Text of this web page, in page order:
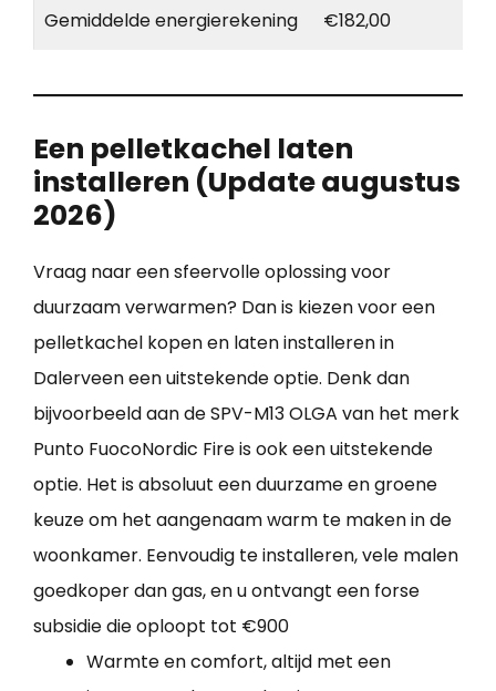
Gemiddelde energierekening €182,00
Een pelletkachel laten
installeren (Update augustus
2026)
Vraag naar een sfeervolle oplossing voor
duurzaam verwarmen? Dan is kiezen voor een
pelletkachel kopen en laten installeren in
Dalerveen een uitstekende optie. Denk dan
bijvoorbeeld aan de SPV-M13 OLGA van het merk
Punto FuocoNordic Fire is ook een uitstekende
optie. Het is absoluut een duurzame en groene
keuze om het aangenaam warm te maken in de
woonkamer. Eenvoudig te installeren, vele malen
goedkoper dan gas, en u ontvangt een forse
subsidie die oploopt tot €900
Warmte en comfort, altijd met een